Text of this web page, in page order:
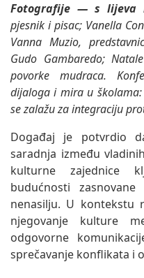
Fotografije — s lijeva
pjesnik i pisac; Vanella
Vanna Muzio,
Gudo Gambaredo;
povorke mudraca.
dijaloga i mira u
se zalažu za integraciju
Događaj je potvrdio
saradnja između
kulturne zajednice
budućnosti
nenasilju. U kontekstu
njegovanje kulture
odgovorne
sprečavanje konflikata i